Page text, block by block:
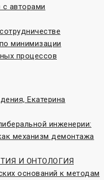
с авторами
минимизации
процессов
Екатерина
инженерии:
механизм демонтажа
И ОНТОЛОГИЯ
оснований к методам